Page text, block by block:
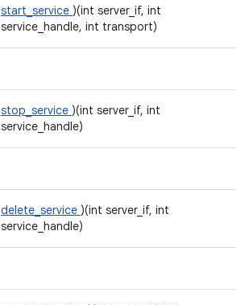
start_service )(int server_if, int
service_handle, int transport)
stop_service )(int server_if, int
service_handle)
delete_service )(int server_if, int
service_handle)